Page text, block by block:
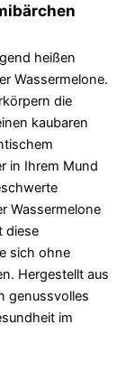
heißen
Wassermelone.
die
kaubaren
in Ihrem Mund
Wassermelone
diese
sich ohne
Hergestellt aus
genussvolles
im